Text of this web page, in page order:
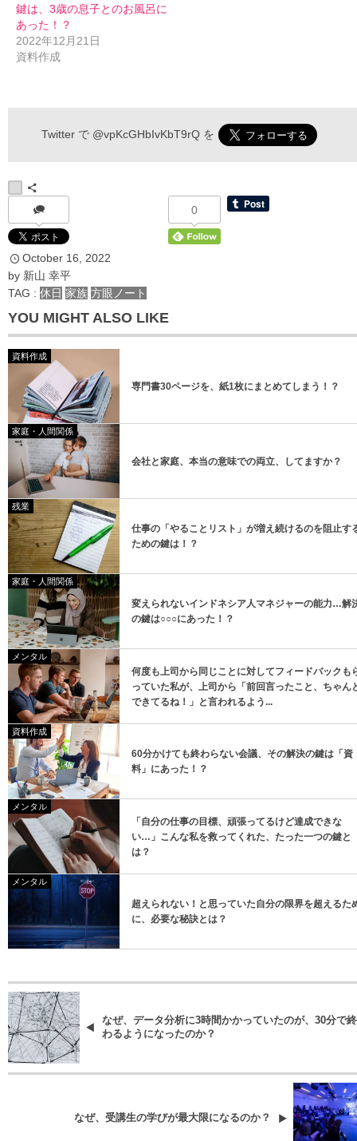
鍵は、3歳の息子とのお風呂に
あった！？
2022年12月21日
資料作成
*
メールアドレス
Twitter で @vpKcGHbIvKbT9rQ を
0
October 16
2022
by 新山 幸平
TAG : 休日 家族 方眼ノート
YOU MIGHT ALSO LIKE
資料作成
専門書30ページを、紙1枚にまとめてしまう！？
家庭・人間関係
会社と家庭、本当の意味での両立、してますか？
残業
仕事の「やることリスト」が増え続けるのを阻止す
ための鍵は！？
家庭・人間関係
変えられないインドネシア人マネジャーの能力…解
の鍵は○○○にあった！？
メンタル
何度も上司から同じことに対してフィードバックも
っていた私が、上司から「前回言ったこと、ちゃん
できてるね！」と言われるよう...
資料作成
60分かけても終わらない会議、その解決の鍵は「資
料」にあった！？
メンタル
「自分の仕事の目標、頑張ってるけど達成できな
い…」こんな私を救ってくれた、たった一つの鍵と
は？
メンタル
超えられない！と思っていた自分の限界を超えるた
に、必要な秘訣とは？
なぜ、データ分析に3時間かかっていたのが、30分で終
わるようになったのか？
なぜ、受講生の学びが最大限になるのか？